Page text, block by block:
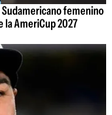
femenino
la AmeriCup 2027